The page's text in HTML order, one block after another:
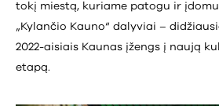
tokį miestą, kuriame patogu ir
„Kylančio Kauno“ dalyviai –
2022-aisiais Kaunas įžengs į naują
etapą.